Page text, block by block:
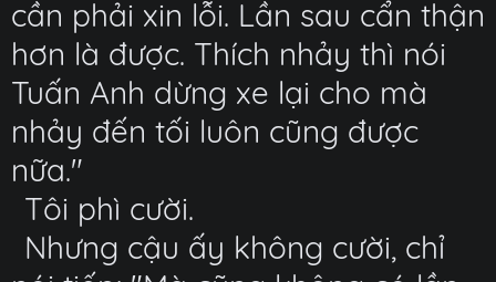
cần phải xin lỗi. Lần sau cẩn thận
hơn là được. Thích nhảy thì nói
Tuấn Anh dừng xe lại cho mà
nhảy đến tối luôn cũng được
nữa."
Tôi phì cười.
Nhưng cậu ấy không cười, chỉ